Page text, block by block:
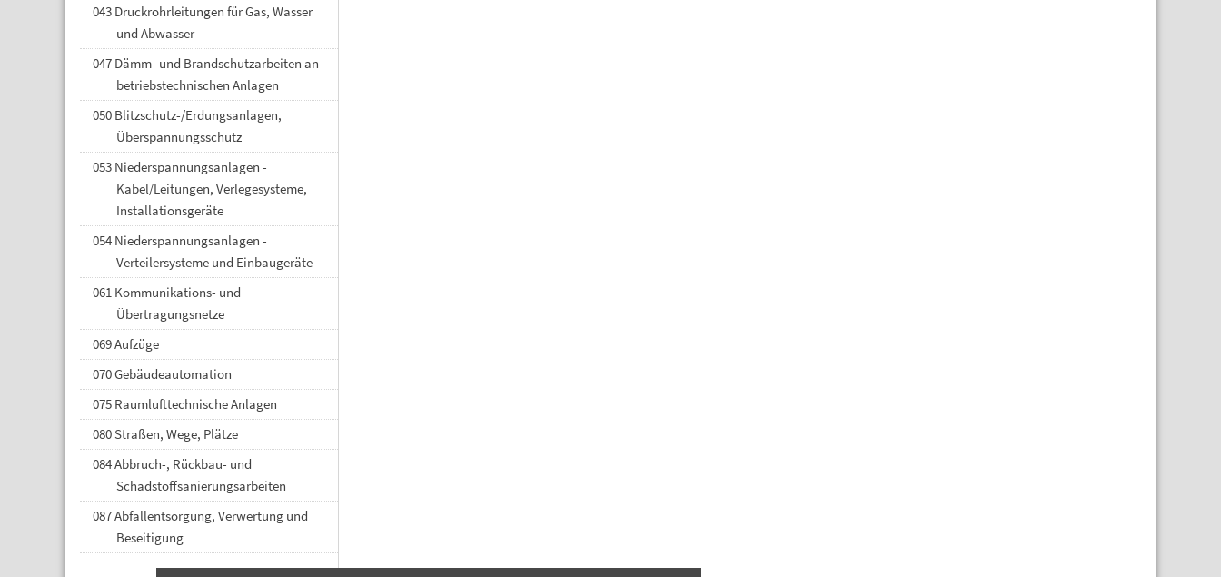
043 Druckrohrleitungen für Gas, Wasser
und Abwasser
047 Dämm- und Brandschutzarbeiten an
betriebstechnischen Anlagen
050 Blitzschutz-/Erdungsanlagen,
Überspannungsschutz
053 Niederspannungsanlagen -
Kabel/Leitungen, Verlegesysteme,
Installationsgeräte
054 Niederspannungsanlagen -
Verteilersysteme und Einbaugeräte
061 Kommunikations- und
Übertragungsnetze
069 Aufzüge
070 Gebäudeautomation
075 Raumlufttechnische Anlagen
080 Straßen, Wege, Plätze
084 Abbruch-, Rückbau- und
Schadstoffsanierungsarbeiten
087 Abfallentsorgung, Verwertung und
Beseitigung